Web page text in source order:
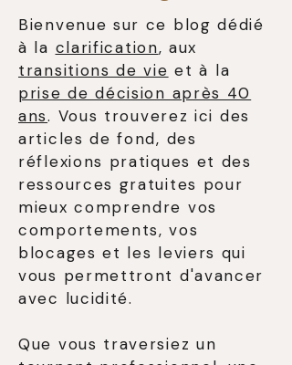
Bienvenue sur ce blog dédié
à la clarification, aux
transitions de vie et à la
prise de décision après 40
ans. Vous trouverez ici des
articles de fond, des
réflexions pratiques et des
ressources gratuites pour
mieux comprendre vos
comportements, vos
blocages et les leviers qui
vous permettront d'avancer
avec lucidité.
Que vous traversiez un